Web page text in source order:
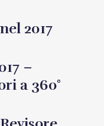
2017
–
a 360°